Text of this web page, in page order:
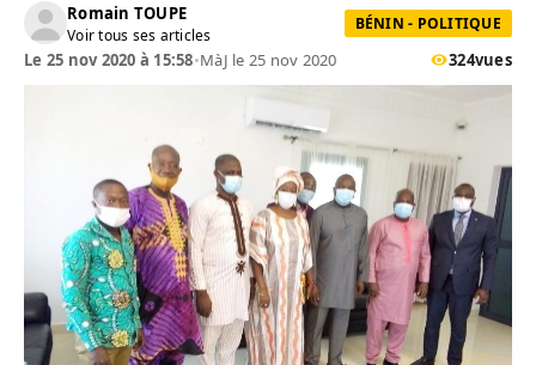
Romain TOUPE
Voir tous ses articles
BÉNIN - POLITIQUE
Le 25 nov 2020 à 15:58•MàJ le 25 nov 2020 324vues